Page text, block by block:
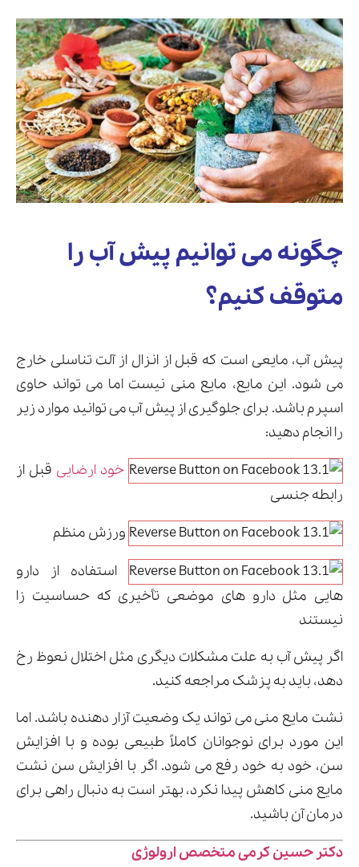
چگونه می توانیم پیش آب را
متوقف کنیم؟
پیش آب، مایعی است که قبل از انزال از آلت تناسلی خارج
می شود. این مایع، مایع منی نیست اما می تواند حاوی
اسپرم باشد. برای جلوگیری از پیش آب می توانید موارد زیر
را انجام دهید:
خود ارضایی قبل از
رابطه جنسی
ورزش منظم
استفاده از دارو
هایی مثل دارو های موضعی تأخیری که حساسیت زا
نیستند
اگر پیش آب به علت مشکلات دیگری مثل اختلال نعوظ رخ
دهد، باید به پزشک مراجعه کنید.
نشت مایع منی می تواند یک وضعیت آزار دهنده باشد. اما
این مورد برای نوجوانان کاملاً طبیعی بوده و با افزایش
سن، خود به خود رفع می شود. اگر با افزایش سن نشت
مایع منی کاهش پیدا نکرد، بهتر است به دنبال راهی برای
درمان آن باشید.
دکتر حسین کرمی متخصص ارولوژی